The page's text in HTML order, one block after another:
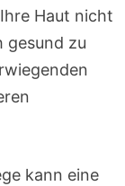
Haut nicht
gesund zu
kann eine